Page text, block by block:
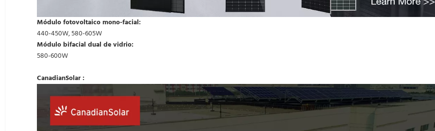
Módulo fotovoltaico mono-facial:
440-450W, 580-605W
Módulo bifacial dual de vidrio:
580-600W
CanadianSolar :